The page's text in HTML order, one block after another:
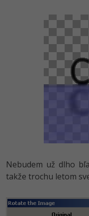
Nebudem už dlho
takže trochu letom